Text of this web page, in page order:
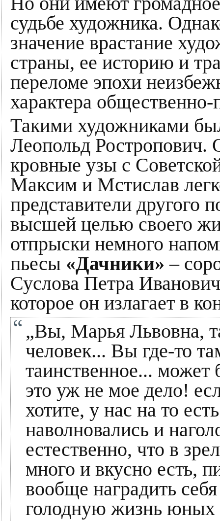
судьбе художника.
значение врастание
страны, ее историю и
переломе эпохи
характера
Такими художниками
Леопольд Ростропович.
кровные узы с
Максим и Мстислав
представители другого
высшей целью своего
отпрыски немного
пьесы «Дачники» –
Суслова Петра
которое он излагает в
„Вы, Марья Львовна,
человек... Вы где-то
таинственное... может
это уж не мое дело!
хотите, у нас на то
наволновались и
естественно, что в
много и вкусно есть,
вообще наградить
голодную жизнь юных